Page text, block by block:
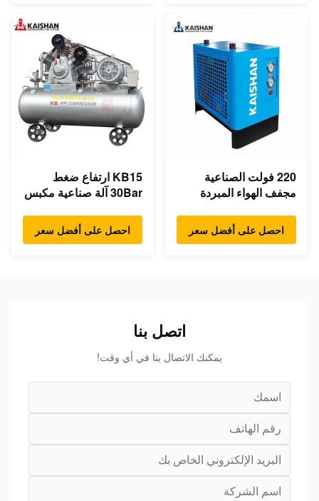
220 فولت الصناعية
مجفف الهواء المبردة
المضغوط
احصل على أفضل سعر
KB15 ارتفاع ضغط
30Bar آلة صناعية مكبس
ضوضاء منخفضة
احصل على أفضل سعر
اتصل بنا
يمكنك الاتصال بنا في أي وقت!